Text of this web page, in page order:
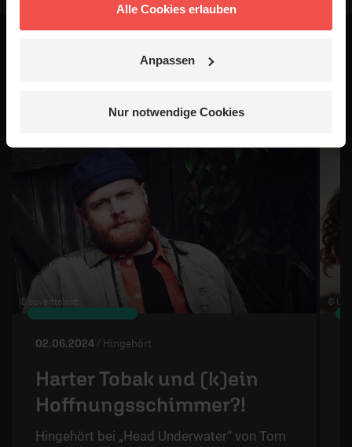
Alle Cookies erlauben
Anpassen
Nur notwendige Cookies
Das könnte dich auch
© coverttalent
02.06.2024 / Hingehört
Harter Tobak und (k)ein
Hoffnungsschimmer?!
Hingehört bei „Head Underwater“ von Tom
©